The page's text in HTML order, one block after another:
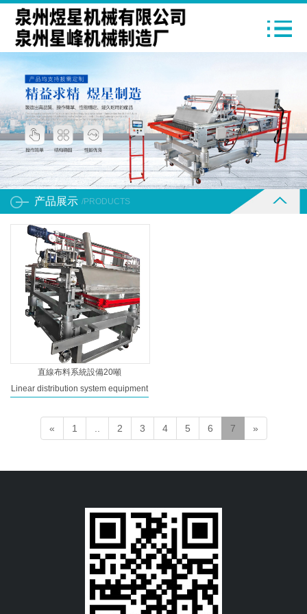
产品展示 /PRODUCTS
直線布料系統設備20噸
Linear distribution system equipment
« 1 2 3 4 5 6 7 »